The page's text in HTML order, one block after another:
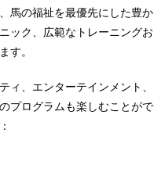
馬の福祉を最優先にした豊か
ック、広範なトレーニングお
す。
ィ、エンターテインメント、
プログラムも楽しむことがで